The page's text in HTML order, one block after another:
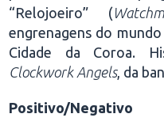
“Relojoeiro” (
engrenagens do
Cidade da Coroa.
Clockwork Angels, da
Positivo/Negativo